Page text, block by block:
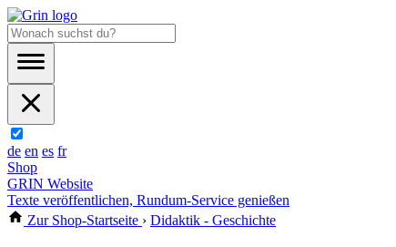
de en es fr
Shop
GRIN Website
Texte veröffentlichen, Rundum-Service genießen
Zur Shop-Startseite › Didaktik - Geschichte